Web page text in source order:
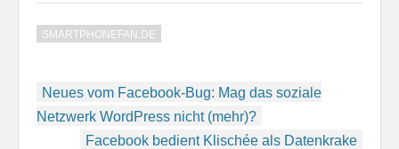
SMARTPHONEFAN.DE
Beitragsnavigation
Neues vom Facebook-Bug: Mag das soziale
Netzwerk WordPress nicht (mehr)?
Facebook bedient Klischée als Datenkrake